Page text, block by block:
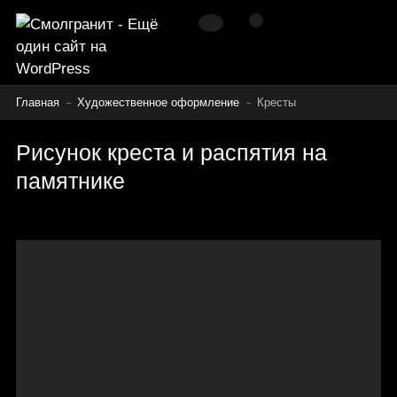
Главная Художественное оформление Кресты
Рисунок креста и распятия на
памятнике